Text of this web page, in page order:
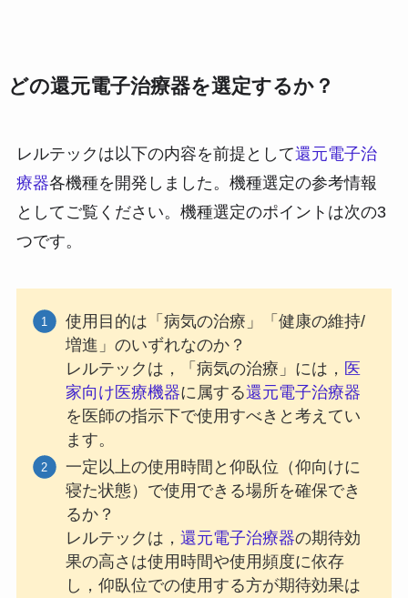
どの還元電子治療器を選定するか？
レルテックは以下の内容を前提として還元電子治
療器各機種を開発しました。機種選定の参考情報
としてご覧ください。機種選定のポイントは次の3
つです。
使用目的は「病気の治療」「健康の維持/
増進」のいずれなのか？
レルテックは，「病気の治療」には， 医
家向け医療機器に属する還元電子治療器
を医師の指示下で使用すべきと考えてい
ます。
一定以上の使用時間と仰臥位（仰向けに
寝た状態）で使用できる場所を確保でき
るか？
レルテックは， 還元電子治療器の期待効
果の高さは使用時間や使用頻度に依存
し，仰臥位での使用する方が期待効果は